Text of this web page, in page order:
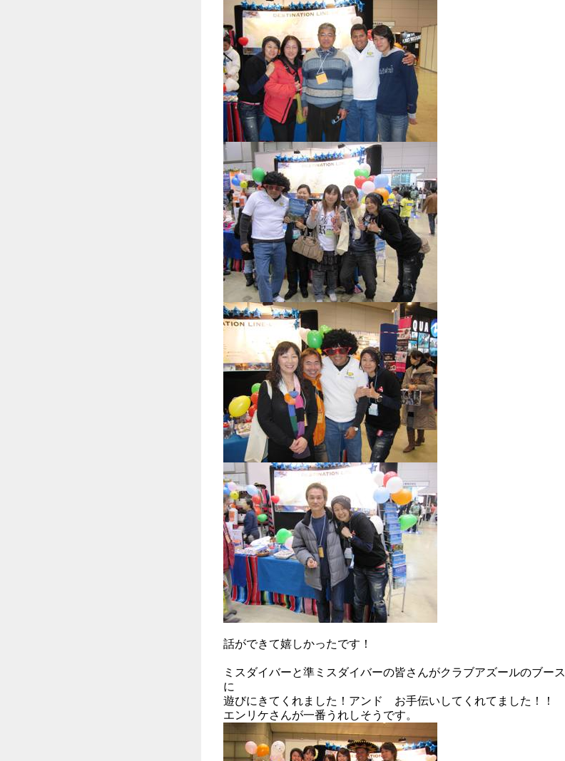
話ができて嬉しかったです！
ミスダイバーと準ミスダイバーの皆さんがクラブアズールのブース
に
遊びにきてくれました！アンド お手伝いしてくれてました！！
エンリケさんが一番うれしそうです。